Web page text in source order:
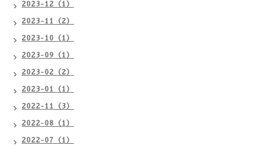
2023-12（1）
2023-11（2）
2023-10（1）
2023-09（1）
2023-02（2）
2023-01（1）
2022-11（3）
2022-08（1）
2022-07（1）